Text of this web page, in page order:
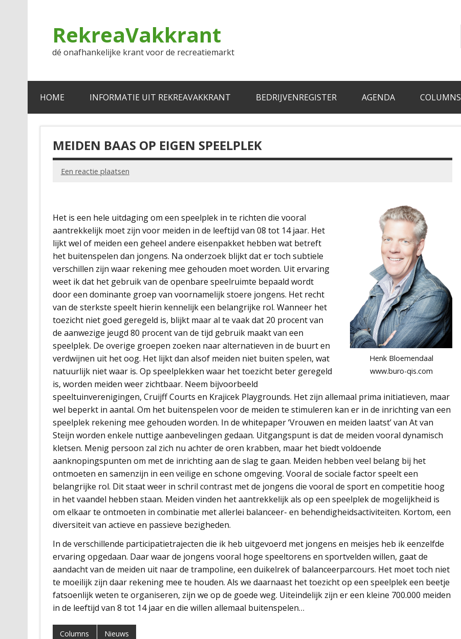
RekreaVakkrant
dé onafhankelijke krant voor de recreatiemarkt
HOME INFORMATIE UIT REKREAVAKKRANT BEDRIJVENREGISTER AGENDA COLUMNS
MEIDEN BAAS OP EIGEN SPEELPLEK
Een reactie plaatsen
Henk Bloemendaal
www.buro-qis.com
Het is een hele uitdaging om een speelplek in te richten die vooral
aantrekkelijk moet zijn voor meiden in de leeftijd van 08 tot 14 jaar. Het
lijkt wel of meiden een geheel andere eisenpakket hebben wat betreft
het buitenspelen dan jongens. Na onderzoek blijkt dat er toch subtiele
verschillen zijn waar rekening mee gehouden moet worden. Uit ervaring
weet ik dat het gebruik van de openbare speelruimte bepaald wordt
door een dominante groep van voornamelijk stoere jongens. Het recht
van de sterkste speelt hierin kennelijk een belangrijke rol. Wanneer het
toezicht niet goed geregeld is, blijkt maar al te vaak dat 20 procent van
de aanwezige jeugd 80 procent van de tijd gebruik maakt van een
speelplek. De overige groepen zoeken naar alternatieven in de buurt en
verdwijnen uit het oog. Het lijkt dan alsof meiden niet buiten spelen, wat
natuurlijk niet waar is. Op speelplekken waar het toezicht beter geregeld
is, worden meiden weer zichtbaar. Neem bijvoorbeeld
speeltuinverenigingen, Cruijff Courts en Krajicek Playgrounds. Het zijn allemaal prima initiatieven, maar
wel beperkt in aantal. Om het buitenspelen voor de meiden te stimuleren kan er in de inrichting van een
speelplek rekening mee gehouden worden. In de whitepaper ‘Vrouwen en meiden laatst’ van At van
Steijn worden enkele nuttige aanbevelingen gedaan. Uitgangspunt is dat de meiden vooral dynamisch
kletsen. Menig persoon zal zich nu achter de oren krabben, maar het biedt voldoende
aanknopingspunten om met de inrichting aan de slag te gaan. Meiden hebben veel belang bij het
ontmoeten en samenzijn in een veilige en schone omgeving. Vooral de sociale factor speelt een
belangrijke rol. Dit staat weer in schril contrast met de jongens die vooral de sport en competitie hoog
in het vaandel hebben staan. Meiden vinden het aantrekkelijk als op een speelplek de mogelijkheid is
om elkaar te ontmoeten in combinatie met allerlei balanceer- en behendigheidsactiviteiten. Kortom, een
diversiteit van actieve en passieve bezigheden.
In de verschillende participatietrajecten die ik heb uitgevoerd met jongens en meisjes heb ik eenzelfde
ervaring opgedaan. Daar waar de jongens vooral hoge speeltorens en sportvelden willen, gaat de
aandacht van de meiden uit naar de trampoline, een duikelrek of balanceerparcours. Het moet toch niet
te moeilijk zijn daar rekening mee te houden. Als we daarnaast het toezicht op een speelplek een beetje
fatsoenlijk weten te organiseren, zijn we op de goede weg. Uiteindelijk zijn er een kleine 700.000 meiden
in de leeftijd van 8 tot 14 jaar en die willen allemaal buitenspelen…
Columns Nieuws